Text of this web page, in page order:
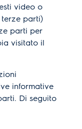
video o
parti)
parti per
visitato il
informative
Di seguito